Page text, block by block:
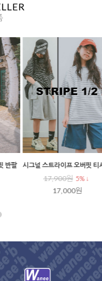
팔 시그널 스트라이프 오버핏 티셔츠
17,900원 5% ↓
17,000원